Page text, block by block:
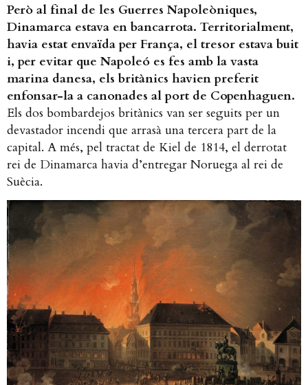
Però al final de les Guerres Napoleòniques,
Dinamarca estava en bancarrota. Territorialment,
havia estat envaïda per França, el tresor estava buit
i, per evitar que Napoleó es fes amb la vasta
marina danesa, els britànics havien preferit
enfonsar-la a canonades al port de Copenhaguen.
Els dos bombardejos britànics van ser seguits per un
devastador incendi que arrasà una tercera part de la
capital. A més, pel tractat de Kiel de 1814, el derrotat
rei de Dinamarca havia d’entregar Noruega al rei de
Suècia.